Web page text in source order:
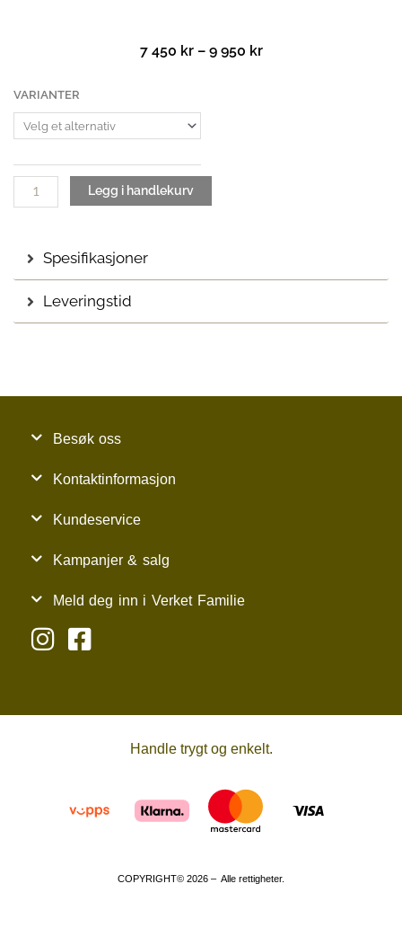
7 450 kr – 9 950 krPrisområde:
VARIANTER
Arka
lenestol
antall
Legg i handlekurv
Spesifikasjoner
Leveringstid
Besøk oss
Kontaktinformasjon
Kundeservice
Kampanjer & salg
Meld deg inn i Verket Familie
Handle trygt og enkelt.
COPYRIGHT© 2026 – Alle rettigheter.